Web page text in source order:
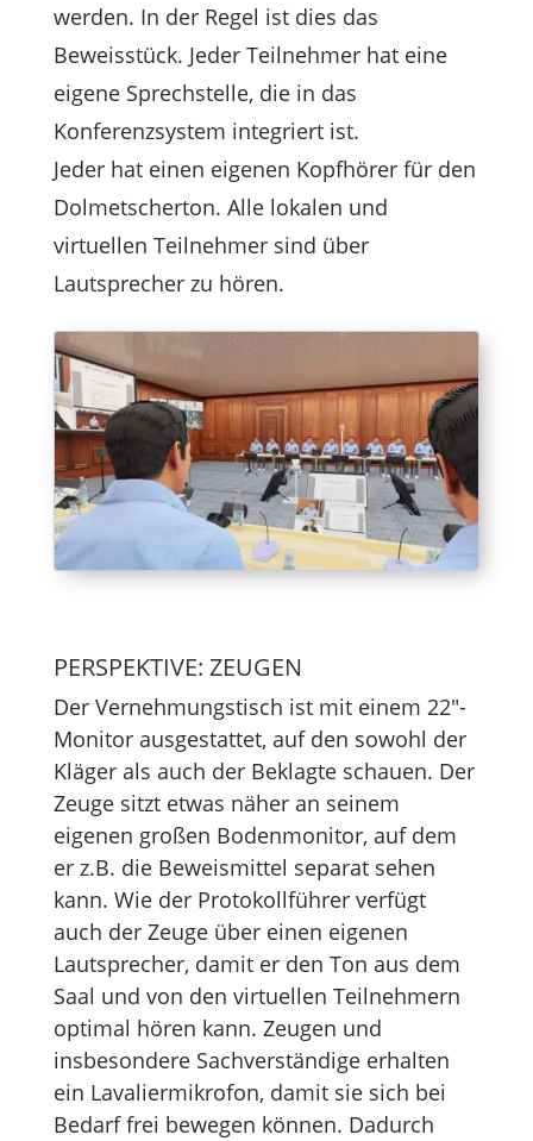
werden. In der Regel ist dies das
Beweisstück. Jeder Teilnehmer hat eine
eigene Sprechstelle, die in das
Konferenzsystem integriert ist.
Jeder hat einen eigenen Kopfhörer für den
Dolmetscherton. Alle lokalen und
virtuellen Teilnehmer sind über
Lautsprecher zu hören.
PERSPEKTIVE: ZEUGEN
Der Vernehmungstisch ist mit einem 22"-
Monitor ausgestattet, auf den sowohl der
Kläger als auch der Beklagte schauen. Der
Zeuge sitzt etwas näher an seinem
eigenen großen Bodenmonitor, auf dem
er z.B. die Beweismittel separat sehen
kann. Wie der Protokollführer verfügt
auch der Zeuge über einen eigenen
Lautsprecher, damit er den Ton aus dem
Saal und von den virtuellen Teilnehmern
optimal hören kann. Zeugen und
insbesondere Sachverständige erhalten
ein Lavaliermikrofon, damit sie sich bei
Bedarf frei bewegen können. Dadurch